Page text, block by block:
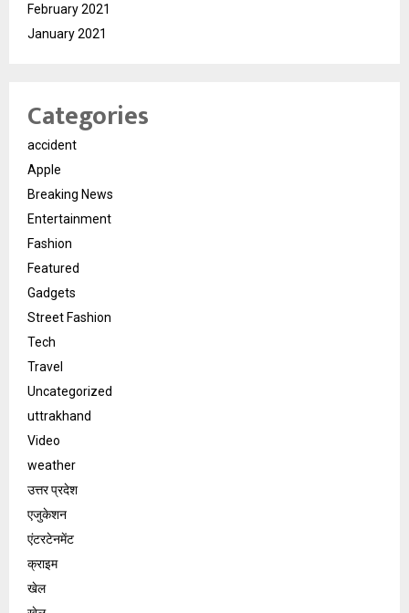
February 2021
January 2021
Categories
accident
Apple
Breaking News
Entertainment
Fashion
Featured
Gadgets
Street Fashion
Tech
Travel
Uncategorized
uttrakhand
Video
weather
उत्तर प्रदेश
एजुकेशन
एंटरटेनमेंट
क्राइम
खेल